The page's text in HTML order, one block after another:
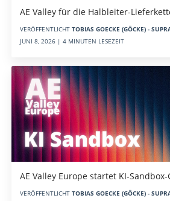
AE Valley für die Halbleiter-
VERÖFFENTLICHT TOBIAS GOECKE (GÖCKE) -
JUNI 8, 2026 | 4 MINUTEN LESEZEIT
AE Valley Europe startet KI-
VERÖFFENTLICHT TOBIAS GOECKE (GÖCKE) -